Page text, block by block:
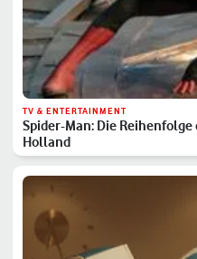
TV & ENTERTAINMENT
Spider-Man: Die
Holland